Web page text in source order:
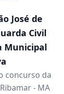
José de
Civil
Municipal
concurso da
- MA